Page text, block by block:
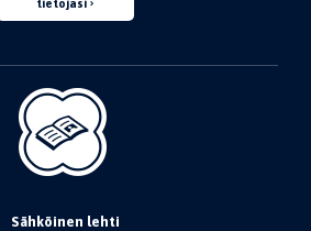
tietojasi
Sähköinen lehti